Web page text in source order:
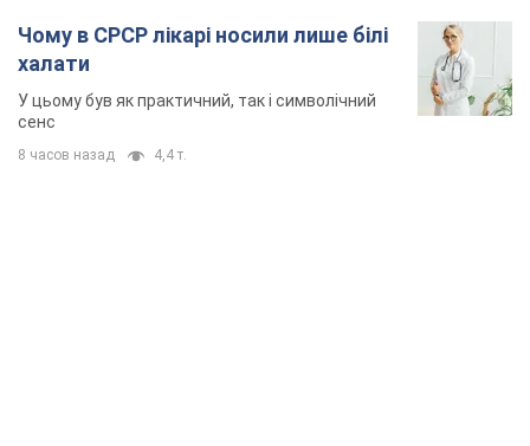
Чому в СРСР лікарі носили лише білі
халати
У цьому був як практичний, так і символічний
сенс
8 часов назад 4,4 т.